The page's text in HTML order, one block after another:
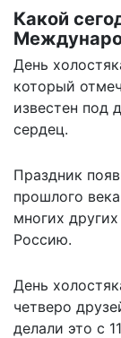
Какой
День
который
известен под
сердец.
Праздник
прошлого
многих
Россию.
День
четверо
делали это с